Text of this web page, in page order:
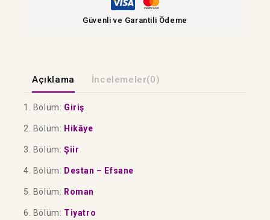
Güvenli ve Garantili Ödeme
Açıklama İncelemeler(0)
1. Bölüm: Giriş
2. Bölüm: Hikâye
3. Bölüm: Şiir
4. Bölüm: Destan – Efsane
5. Bölüm: Roman
6. Bölüm: Tiyatro